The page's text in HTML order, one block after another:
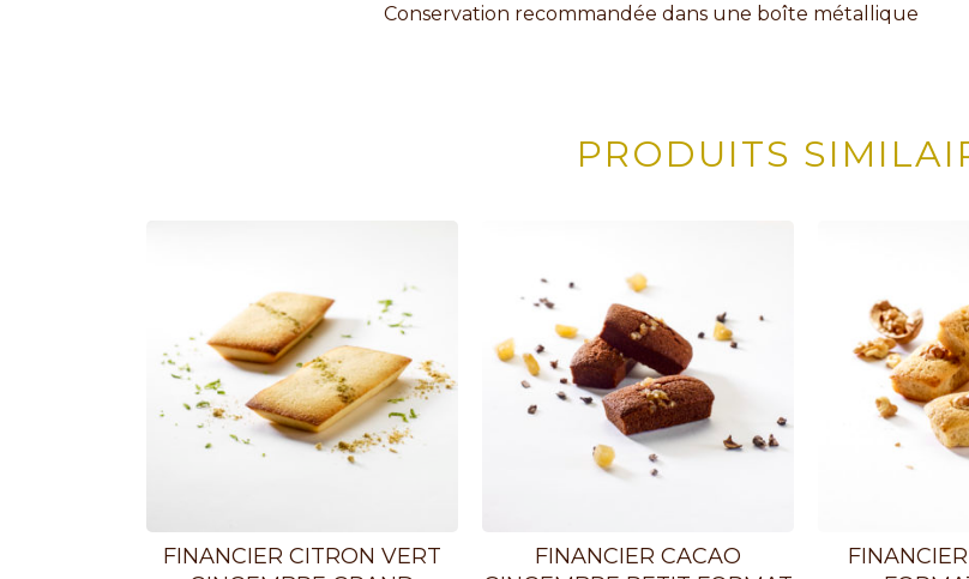
Conservation recommandée dans une boîte métallique
PRODUITS
FINANCIER CITRON VERT
FINANCIER CACAO